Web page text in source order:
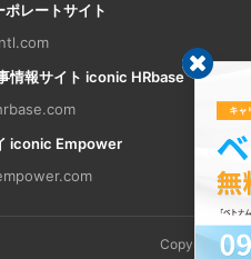
レートサイト
情報サイト iconic HRbase
iconic Empower
Copyright ©